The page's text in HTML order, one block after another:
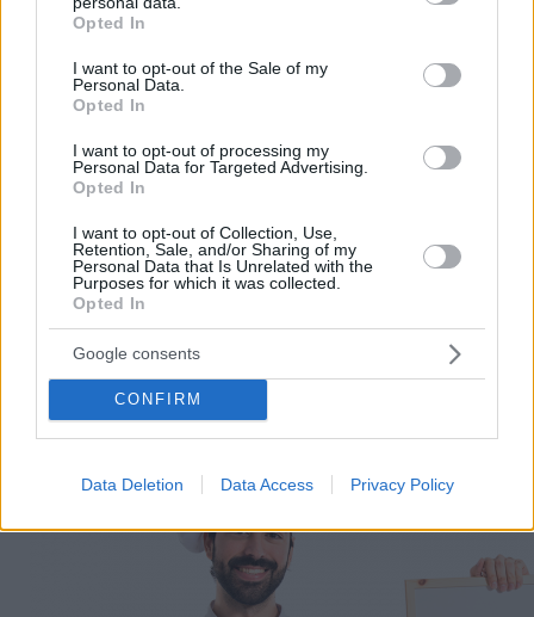
grant or deny consent to Google and its third-party tags to
use your data for below specified purposes in below Google
consent section.
Opted In
I want to opt-out of the Sale of my
Personal Data.
Opted In
I want to opt-out of processing my
Personal Data for Targeted Advertising.
Opted In
I want to opt-out of Collection, Use,
Retention, Sale, and/or Sharing of my
Personal Data that Is Unrelated with the
Purposes for which it was collected.
Opted In
Google consents
CONFIRM
Data Deletion Data Access Privacy Policy
contenido de tu carta de manera visual e
interactiva.
Por eso hemos diseñado un sistema capaz de
ayudar a tu negocio a adaptarse a las
circunstancias actuales que nuestro país está
que pueden ayudarte a aminorar las cargas de
trabajo en tu negocio o empresa para que
puedas ofrecer a tus clientes la seguridad y el
apoyo que merecen. Llega la transformación
digital para quedarse. Menú digital QR para el
sector gastronómico de Cuba con Recafy.